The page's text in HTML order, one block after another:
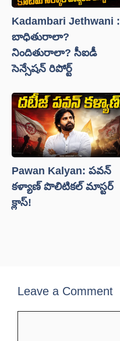
Kadambari Jethwani :
బాధితురాలా?
నిందితురాలా? సీఐడీ
సెన్సేషన్ రిపోర్ట్
Pawan Kalyan: పవన్
కళ్యాణ్ పొలిటికల్ మాస్టర్
క్లాస్!
Leave a Comment